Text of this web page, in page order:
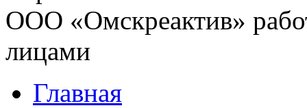
ООО «Омскреактив»
лицами
Главная